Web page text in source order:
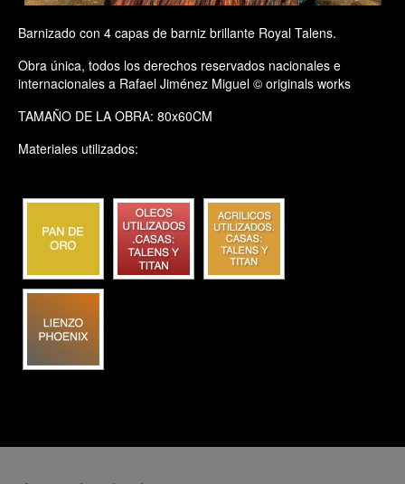
Barnizado con 4 capas de barniz brillante Royal Talens.
Obra única, todos los derechos reservados nacionales e
internacionales a Rafael Jiménez Miguel © originals works
TAMAÑO DE LA OBRA: 80x60CM
Materiales utilizados: